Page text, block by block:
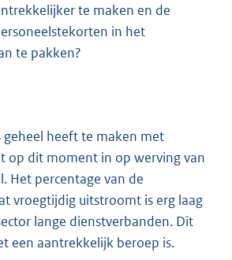
te maken en de
in het
te pakken?
geheel heeft te maken met
op dit moment in op werving van
Het percentage van de
vroegtijdig uitstroomt is erg laag
lange dienstverbanden. Dit
een aantrekkelijk beroep is.